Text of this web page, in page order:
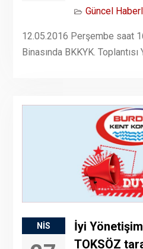
Güncel
12.05.2016 Perşembe saat
Binasında BKKYK. Toplantısı
NIS
İyi Yönetişim
TOKSÖZ